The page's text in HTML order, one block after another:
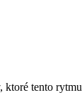
tento